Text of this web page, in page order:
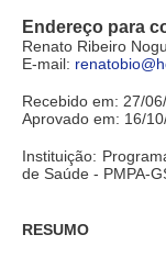
Endereço para
Renato Ribeiro
E-mail:
Recebido em: 27/
Aprovado em: 16/
Instituição:
de Saúde - PMPA-
RESUMO